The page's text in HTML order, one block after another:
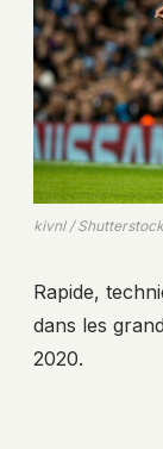
kivnl /
Rapide,
dans les
2020.